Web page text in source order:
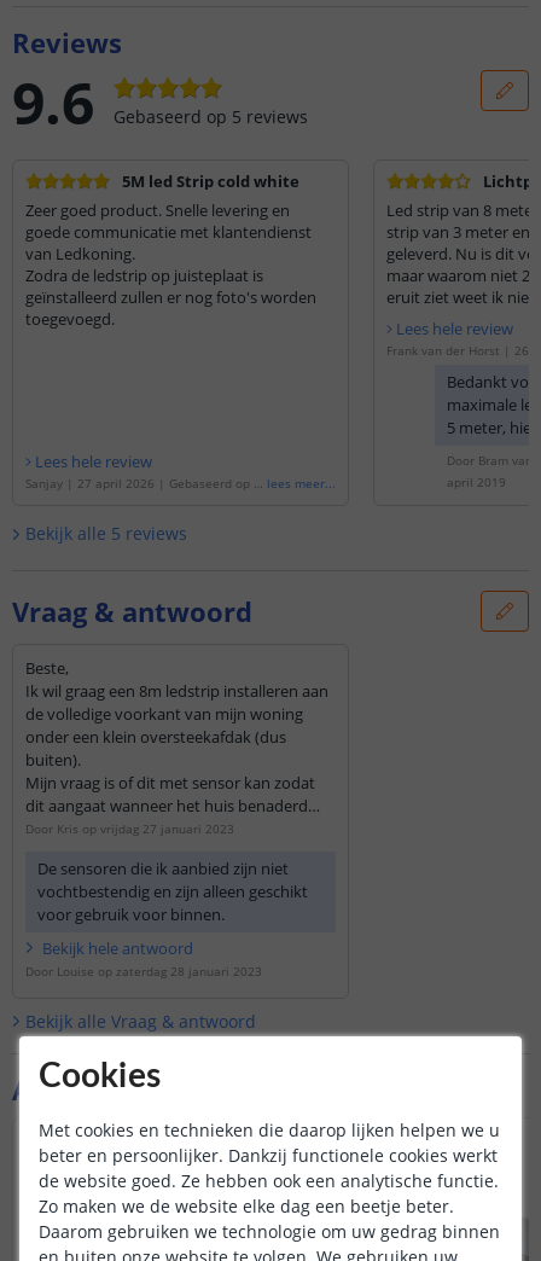
Aanvullende producten
Reviews
9.6 Gebaseerd op 5 reviews
5M led Strip cold white
Zeer goed product. Snelle levering en
goede communicatie met klantendienst
van Ledkoning.
Zodra de ledstrip op juisteplaat is
geïnstalleerd zullen er nog foto's worden
toegevoegd.
Lees hele review
Sanjay | 27 april 2026 | Gebaseerd op d
lees meer...
Led strip van 8
strip van 3 meter en
geleverd. Nu is dit
maar waarom niet 2
eruit ziet weet ik niet
niet gemonteerd.
moment een leuke
Lees hele review
Frank van der Horst | 26
strip voor buiten
Bedankt
maximale
5 meter,
reeds
stekkertjes.
contact
u aanpassen.
Door Bram van
april 2019
Bekijk alle 5 reviews
Vraag & antwoord
Beste,
Ik wil graag een 8m ledstrip installeren aan
de volledige voorkant van mijn woning
onder een klein oversteekafdak (dus
buiten).
Mijn vraag is of dit met sensor kan zodat
dit aangaat wanneer het huis benaderd
wordt?
Door Kris op vrijdag 27 januari 2023
De sensoren die ik aanbied zijn niet
vochtbestendig en zijn alleen geschikt
voor gebruik voor binnen.
Bekijk hele antwoord
Door Louise op zaterdag 28 januari 2023
Bekijk alle Vraag & antwoord
Cookies
Met cookies en technieken die daarop lijken helpen we u
beter en persoonlijker. Dankzij functionele cookies werkt
de website goed. Ze hebben ook een analytische functie.
Zo maken we de website elke dag een beetje beter.
Daarom gebruiken we technologie om uw gedrag binnen